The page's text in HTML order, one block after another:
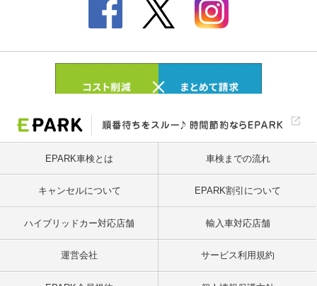
EPARK車検とは 車検までの流れ
キャンセルについて EPARK割引について
ハイブリッドカー対応店舗 輸入車対応店舗
運営会社 サービス利用規約